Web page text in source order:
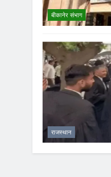
बीकानेर संभाग
राजस्थान